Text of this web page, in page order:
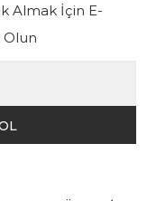
Almak İçin E-
Olun